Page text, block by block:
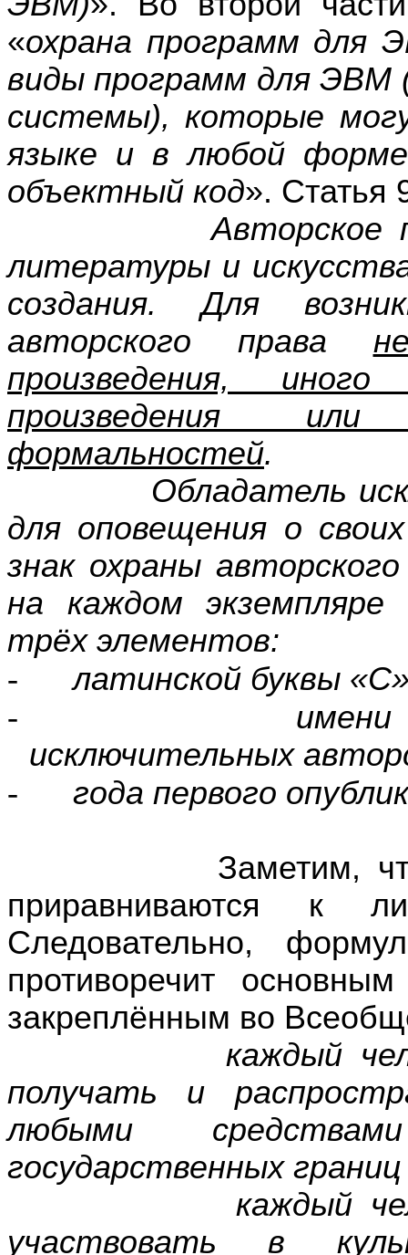
«охрана программ для
виды программ для ЭВМ
системы), которые
языке и в любой
объектный код». Статья
Авторское право
литературы и
создания. Для
авторского права
произведения,
произведения или
формальностей.
Обладатель
для оповещения о
знак охраны
на каждом
трёх элементов:
-
латинской буквы «C
-
имени
исключительных
-
года первого
Заметим, что и
приравниваются к
Следовательно,
противоречит
закреплённым во
каждый
получать и
любыми
государственных границ
каждый
участвовать в